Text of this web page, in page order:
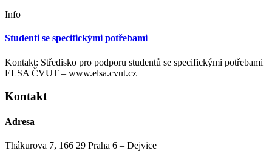
Info
Studenti se specifickými potřebami
Kontakt: Středisko pro podporu studentů se specifickými potřebami
ELSA ČVUT – www.elsa.cvut.cz
Kontakt
Adresa
Thákurova 7, 166 29 Praha 6 – Dejvice